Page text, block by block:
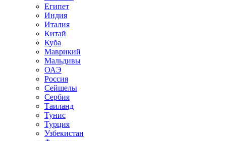
Египет
Индия
Италия
Китай
Куба
Маврикий
Мальдивы
ОАЭ
Россия
Сейшелы
Сербия
Таиланд
Тунис
Турция
Узбекистан